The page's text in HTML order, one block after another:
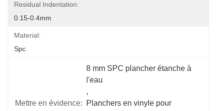
Residual Indentation:
0.15-0.4mm
Material:
Spc
Mettre en évidence:
8 mm SPC plancher étanche à
l'eau
,
Planchers en vinyle pour